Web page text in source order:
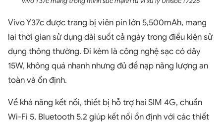
Vivo Y37c được trang bị viên pin lớn 5,500mAh, mang
lại thời gian sử dụng dài suốt cả ngày trong điều kiện sử
dụng thông thường. Đi kèm là công nghệ sạc có dây
15W, không quá nhanh nhưng đủ để nạp năng lượng an
toàn và ổn định.
Về khả năng kết nối, thiết bị hỗ trợ hai SIM 4G, chuẩn
Wi-Fi 5, Bluetooth 5.2 giúp kết nối ổn định với các thiết